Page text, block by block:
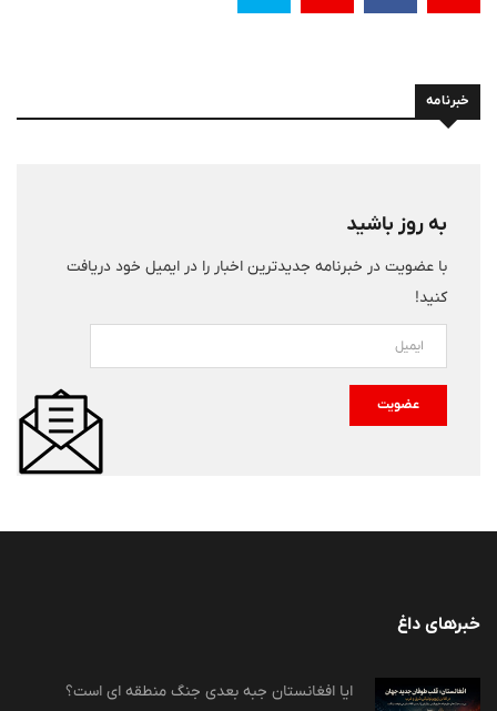
خبرنامه
به روز باشید
با عضویت در خبرنامه جدیدترین اخبار را در ایمیل خود دریافت
کنید!
عضویت
خبرهای داغ
ایا افغانستان جبه بعدی جنگ منطقه ای است؟